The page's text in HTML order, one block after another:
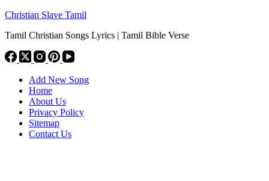
Christian Slave Tamil
Tamil Christian Songs Lyrics | Tamil Bible Verse
Add New Song
Home
About Us
Privacy Policy
Sitemap
Contact Us